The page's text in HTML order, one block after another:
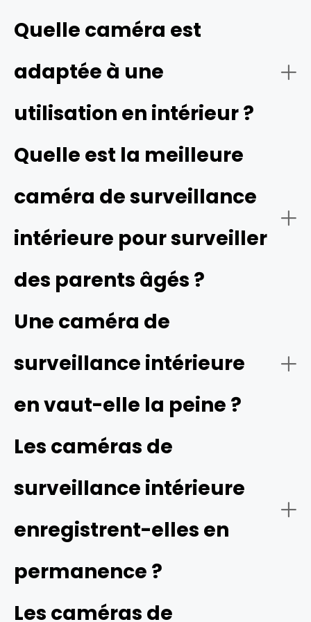
- Intégration à la maison connectée :
- Qualité vidéo :
- Salons ou espaces communs :
- Garage ou entrée intérieure depuis le garage :
Quelle caméra est
adaptée à une
utilisation en intérieur ?
Quelle est la meilleure
caméra de surveillance
intérieure pour surveiller
des parents âgés ?
Une caméra de
surveillance intérieure
en vaut-elle la peine ?
Les caméras de
surveillance intérieure
enregistrent-elles en
permanence ?
Les caméras de